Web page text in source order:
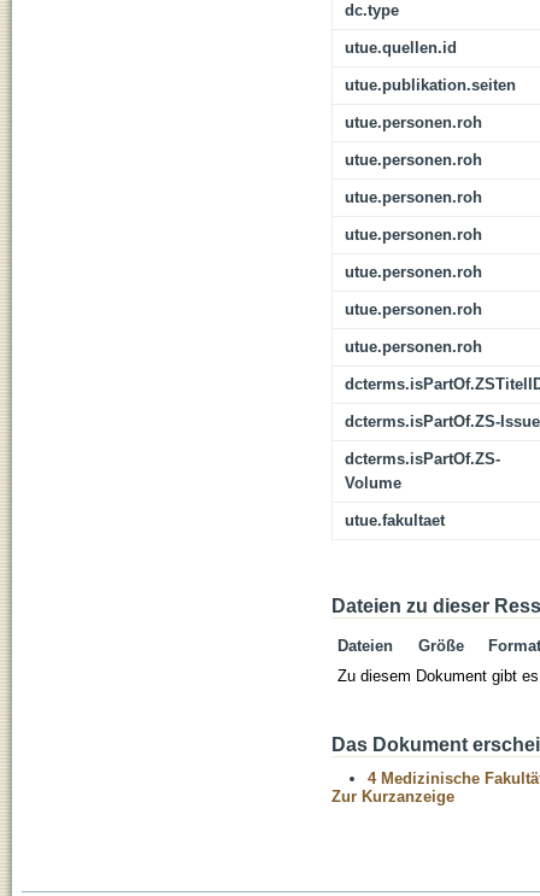
dc.type
utue.quellen.id
utue.publikation.seiten
utue.personen.roh
utue.personen.roh
utue.personen.roh
utue.personen.roh
utue.personen.roh
utue.personen.roh
utue.personen.roh
dcterms.isPartOf.ZS-Issue
dcterms.isPartOf.ZS-
Volume
utue.fakultaet
Dateien zu dieser
Dateien Größe
Format
Zu diesem Dokument gibt
Das Dokument
4 Medizinische
Zur Kurzanzeige